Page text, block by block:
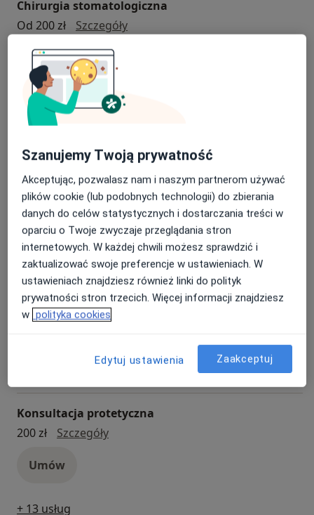
Chirurgia stomatologiczna
Od 200 zł
Szczegółychirurgia stomatologiczna
Umów
Konsultacja chirurgiczna
200 zł
Szczegóły
Umów
Konsultacja implantologiczna
200 zł
Szczegółykonsultacja implantologiczna
Umów
Konsultacja endodontyczna
Konsultacja protetyczna
200 zł
Szczegółykonsultacja protetyczna
Umów
+ 13 usług
Szanujemy Twoją prywatność
Akceptując, pozwalasz nam i naszym partnerom używać
plików cookie (lub podobnych technologii) do zbierania
danych do celów statystycznych i dostarczania treści w
oparciu o Twoje zwyczaje przeglądania stron
internetowych. W każdej chwili możesz sprawdzić i
zaktualizować swoje preferencje w ustawieniach. W
ustawieniach znajdziesz również linki do polityk
prywatności stron trzecich. Więcej informacji znajdziesz
w polityka cookies
Edytuj ustawienia Zaakceptuj